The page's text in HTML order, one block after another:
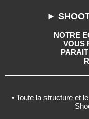
►
NOTRE
VOUS
• Toute la structure et